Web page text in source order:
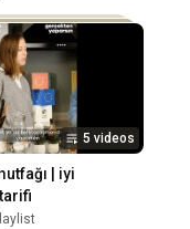
5 videos
| iyi